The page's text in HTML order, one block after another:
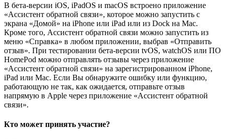
В бета-версии iOS, iPadOS и macOS встроено приложение
«Ассистент обратной связи», которое можно запустить с
экрана «Домой» на iPhone или iPad или из Dock на Mac.
Кроме того, Ассистент обратной связи можно запустить из
меню «Справка» в любом приложении, выбрав «Отправить
отзыв». При тестировании бета-версии tvOS, watchOS или ПО
HomePod можно отправлять отзывы через приложение
«Ассистент обратной связи» на зарегистрированном iPhone,
iPad или Mac. Если Вы обнаружите ошибку или функцию,
работающую не так, как ожидается, отправьте отзыв
напрямую в Apple через приложение «Ассистент обратной
связи».
Кто может принять участие?